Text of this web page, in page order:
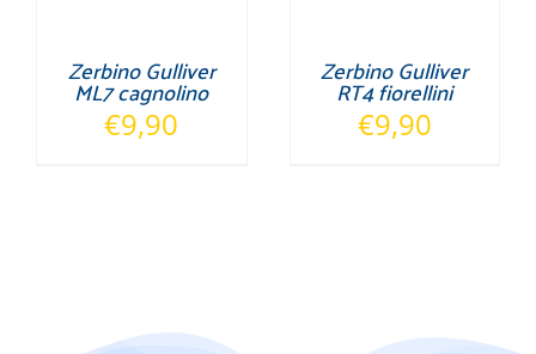
Zerbino Gulliver
ML7 cagnolino
€9,90
Zerbino Gulliver
RT4 fiorellini
€9,90